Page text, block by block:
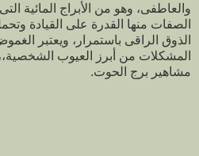
والعاطفى، وهو من الأبراج المائية
الصفات منها القدرة على القيادة
الذوق الراقى باستمرار، ويعتبر
المشكلات من أبرز العيوب الشخصية،،
مشاهير برج الحوت.